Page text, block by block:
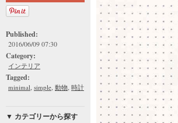
Published:
2016/06/09 07:30
Category:
インテリア
Tagged:
minimal simple 動物 時計
▼ カテゴリーから探す